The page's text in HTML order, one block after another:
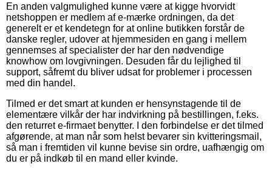
En anden valgmulighed kunne være at kigge hvorvidt
netshoppen er medlem af e-mærke ordningen, da det
generelt er et kendetegn for at online butikken forstår de
danske regler, udover at hjemmesiden en gang i mellem
gennemses af specialister der har den nødvendige
knowhow om lovgivningen. Desuden får du lejlighed til
support, såfremt du bliver udsat for problemer i processen
med din handel.
Tilmed er det smart at kunden er hensynstagende til de
elementære vilkår der har indvirkning på bestillingen, f.eks.
den returret e-firmaet benytter. I den forbindelse er det tilmed
afgørende, at man når som helst bevarer sin kvitteringsmail,
så man i fremtiden vil kunne bevise sin ordre, uafhængig om
du er på indkøb til en mand eller kvinde.